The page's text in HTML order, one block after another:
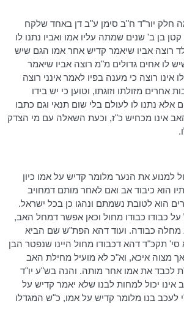
חלק יור"ד ח"ב סימן ע"ב דן באחד שלקח
קטן בן ב' שנים שמתה עליו אמו ואביו נתנו לו
רוצה אביו שיאמר קדיש אחר אמו הגם שיש
לו אחים גדולים מ"מ רוצה אביו שיאמר
אינו רוצה כי מענה בפיו לאמר אינני רוצה
אחרים מזולתו וזוגתו, וטוען כי יש בידו
אלא נתנו לו לעולם בלי שום תנאי וגם כתבו
אינו מכחיש כ"ז, וכעת השאלה עם מי הצדק
.
למנוע את הנער מלומר קדיש על אמו כיון
הוא כיבוד אב ואם לאחר מותםדמחויב
הוא לטובת נשמתם ונהגו כן בכל ישראל.
כבודו כבודו מחול וכאן אפשרדמחל האב,
כבודה. ועודדהא הפת"ש שם הביא
סי'תקכ"ד דהא דכבודו מחול היינו שנפטר הבן
מצוהאיכא, וא"כ לא מועיל מחילת האב
לכבד את אמו אחר מותה. והנה בש"ע יו"ד
אינו יכול למחות לבנו שלא יאמר קדיש על
לעכב בנו מלומר קדיש על אמו, כ"ש המגדלו